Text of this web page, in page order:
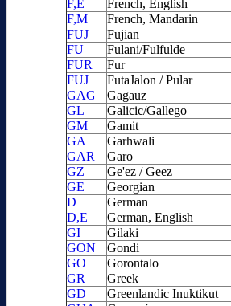
F,E
French, English
F,M
French, Mandarin
FUJ
Fujian
FU
Fulani/Fulfulde
FUR
Fur
FUJ
FutaJalon / Pular
GAG
Gagauz
GL
Galicic/Gallego
GM
Gamit
GA
Garhwali
GAR
Garo
GZ
Ge'ez / Geez
GE
Georgian
D
German
D,E
German, English
GI
Gilaki
GON
Gondi
GO
Gorontalo
GR
Greek
GD
Greenlandic Inuktikut